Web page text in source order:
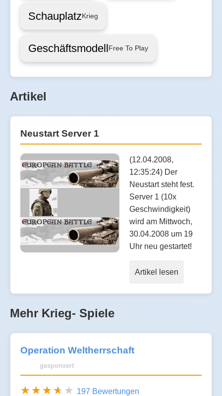
SchauplatzKrieg
GeschäftsmodellFree To Play
Artikel
Neustart Server 1
(12.04.2008,
12:35:24) Der
Neustart steht fest.
Server 1 (10x
Geschwindigkeit)
wird am Mittwoch,
30.04.2008 um 19
Uhr neu gestartet!
Artikel lesen
Mehr Krieg- Spiele
Operation Weltherrschaft
gesponsert
197 Bewertungen